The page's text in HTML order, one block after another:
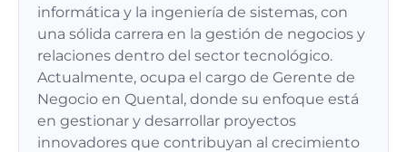
informática y la ingeniería de sistemas, con
una sólida carrera en la gestión de negocios y
relaciones dentro del sector tecnológico.
Actualmente, ocupa el cargo de Gerente de
Negocio en Quental, donde su enfoque está
en gestionar y desarrollar proyectos
innovadores que contribuyan al crecimiento